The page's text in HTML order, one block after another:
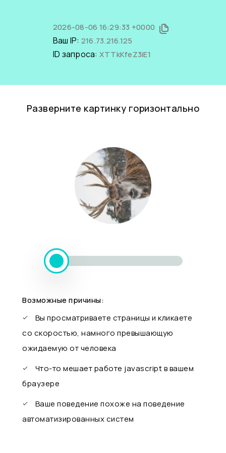
2026-08-06 16:29:33 +0000
Ваш IP: 216.73.216.125
ID запроса: XTTkKfeZ3iE1
Разверните картинку горизонтально
Возможные причины:
Вы просматриваете страницы и кликаете
со скоростью, намного превышающую
ожидаемую от человека
Что-то мешает работе javascript в вашем
браузере
Ваше поведение похоже на поведение
автоматизированных систем